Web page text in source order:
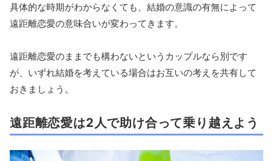
具体的な時期がわからなくても、結婚の意識の有無によって
遠距離恋愛の意味合いが変わってきます。
遠距離恋愛のままでも構わないというカップルなら別です
が、いずれ結婚を考えている場合はお互いの考えを共有して
おきましょう。
遠距離恋愛は2人で助け合って乗り越えよう